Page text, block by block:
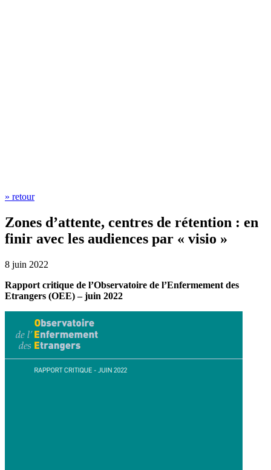
» retour
Zones d’attente, centres de rétention : en
finir avec les audiences par « visio »
8 juin 2022
Rapport critique de l’Observatoire de l’Enfermement des
Etrangers (OEE) – juin 2022